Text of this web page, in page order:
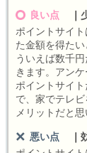
良い点
ポイントサイ
た金額を得た
ういえば数千
きます。アン
ポイントサイ
で、家でテレ
メリットだと思
悪い点